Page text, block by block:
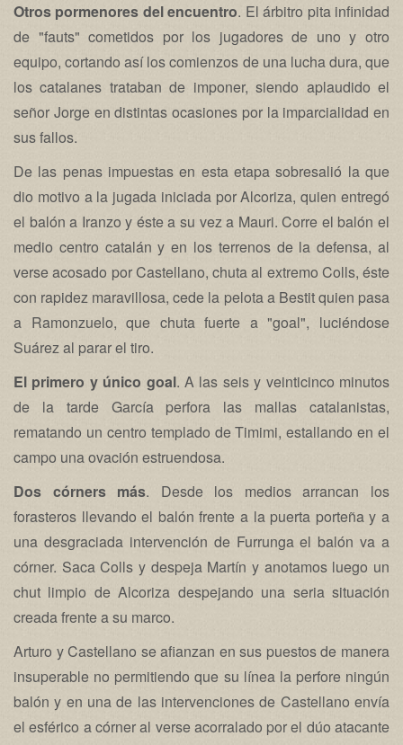
Otros pormenores del encuentro. El árbitro pita infinidad
de "fauts" cometidos por los jugadores de uno y otro
equipo, cortando así los comienzos de una lucha dura, que
los catalanes trataban de imponer, siendo aplaudido el
señor Jorge en distintas ocasiones por la imparcialidad en
sus fallos.
De las penas impuestas en esta etapa sobresalió la que
dio motivo a la jugada iniciada por Alcoriza, quien entregó
el balón a Iranzo y éste a su vez a Mauri. Corre el balón el
medio centro catalán y en los terrenos de la defensa, al
verse acosado por Castellano, chuta al extremo Colls, éste
con rapidez maravillosa, cede la pelota a Bestit quien pasa
a Ramonzuelo, que chuta fuerte a "goal", luciéndose
Suárez al parar el tiro.
El primero y único goal. A las seis y veinticinco minutos
de la tarde García perfora las mallas catalanistas,
rematando un centro templado de Timimi, estallando en el
campo una ovación estruendosa.
Dos córners más. Desde los medios arrancan los
forasteros llevando el balón frente a la puerta porteña y a
una desgraciada intervención de Furrunga el balón va a
córner. Saca Colls y despeja Martín y anotamos luego un
chut limpio de Alcoriza despejando una seria situación
creada frente a su marco.
Arturo y Castellano se afianzan en sus puestos de manera
insuperable no permitiendo que su línea la perfore ningún
balón y en una de las intervenciones de Castellano envía
el esférico a córner al verse acorralado por el dúo atacante